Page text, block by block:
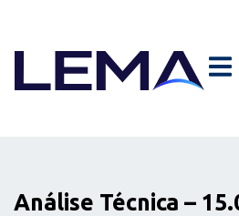
Análise Técnica –